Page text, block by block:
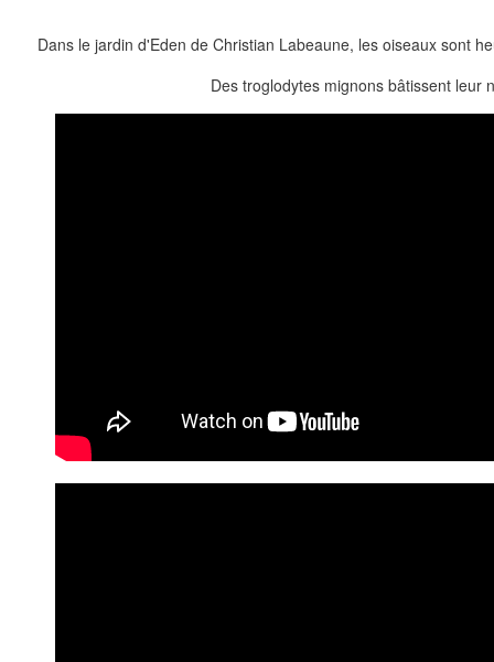
Dans le jardin d'Eden de Christian Labeaune, les oiseaux sont
Des troglodytes mignons bâtissent leur